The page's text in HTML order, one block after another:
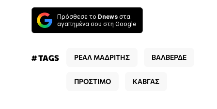
Πρόσθεσε το Dnews στα
αγαπημένα σου στη Google
# TAGS ΡΕΑΛ ΜΑΔΡΙΤΗΣ ΒΑΛΒΕΡΔΕ
ΠΡΟΣΤΙΜΟ ΚΑΒΓΑΣ